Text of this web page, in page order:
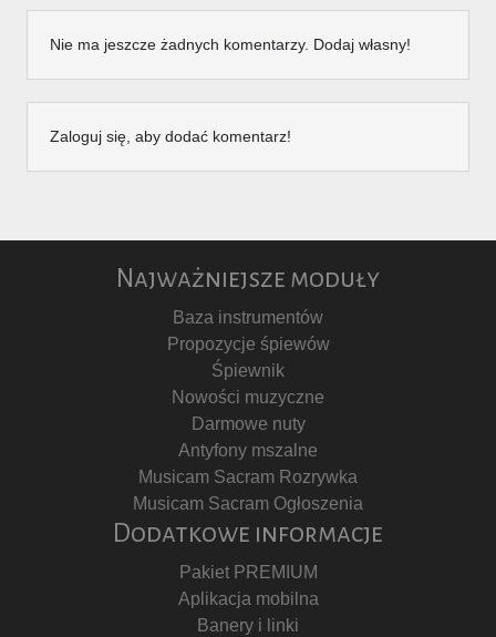
Nie ma jeszcze żadnych komentarzy. Dodaj własny!
Zaloguj się, aby dodać komentarz!
Najważniejsze moduły
Baza instrumentów
Propozycje śpiewów
Śpiewnik
Nowości muzyczne
Darmowe nuty
Antyfony mszalne
Musicam Sacram Rozrywka
Musicam Sacram Ogłoszenia
Dodatkowe informacje
Pakiet PREMIUM
Aplikacja mobilna
Banery i linki